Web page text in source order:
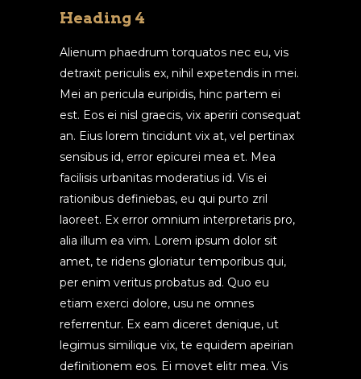
Heading 4
Alienum phaedrum torquatos nec eu, vis
detraxit periculis ex, nihil expetendis in mei.
Mei an pericula euripidis, hinc partem ei
est. Eos ei nisl graecis, vix aperiri consequat
an. Eius lorem tincidunt vix at, vel pertinax
sensibus id, error epicurei mea et. Mea
facilisis urbanitas moderatius id. Vis ei
rationibus definiebas, eu qui purto zril
laoreet. Ex error omnium interpretaris pro,
alia illum ea vim. Lorem ipsum dolor sit
amet, te ridens gloriatur temporibus qui,
per enim veritus probatus ad. Quo eu
etiam exerci dolore, usu ne omnes
referrentur. Ex eam diceret denique, ut
legimus similique vix, te equidem apeirian
definitionem eos. Ei movet elitr mea. Vis